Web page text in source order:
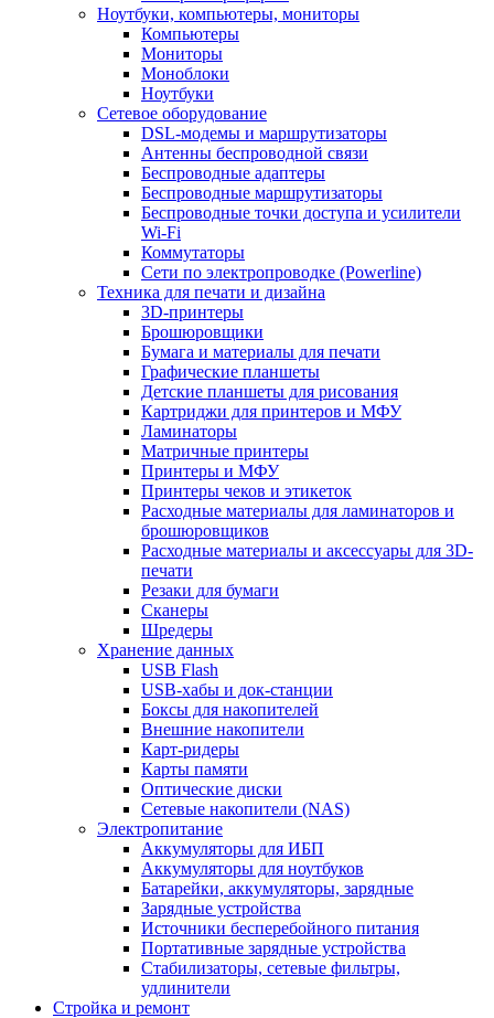
Ноутбуки, компьютеры, мониторы
Компьютеры
Мониторы
Моноблоки
Ноутбуки
Сетевое оборудование
DSL-модемы и маршрутизаторы
Антенны беспроводной связи
Беспроводные адаптеры
Беспроводные маршрутизаторы
Беспроводные точки доступа и усилители
Wi-Fi
Коммутаторы
Сети по электропроводке (Powerline)
Техника для печати и дизайна
3D-принтеры
Брошюровщики
Бумага и материалы для печати
Графические планшеты
Детские планшеты для рисования
Картриджи для принтеров и МФУ
Ламинаторы
Матричные принтеры
Принтеры и МФУ
Принтеры чеков и этикеток
Расходные материалы для ламинаторов и
брошюровщиков
Расходные материалы и аксессуары для 3D-
печати
Резаки для бумаги
Сканеры
Шредеры
Хранение данных
USB Flash
USB-хабы и док-станции
Боксы для накопителей
Внешние накопители
Карт-ридеры
Карты памяти
Оптические диски
Сетевые накопители (NAS)
Электропитание
Аккумуляторы для ИБП
Аккумуляторы для ноутбуков
Батарейки, аккумуляторы, зарядные
Зарядные устройства
Источники бесперебойного питания
Портативные зарядные устройства
Стабилизаторы, сетевые фильтры,
удлинители
Стройка и ремонт